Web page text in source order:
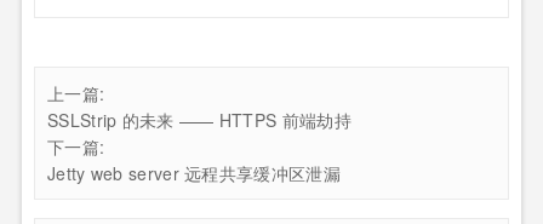
上一篇:
SSLStrip 的未来 —— HTTPS 前端劫持
下一篇:
Jetty web server 远程共享缓冲区泄漏